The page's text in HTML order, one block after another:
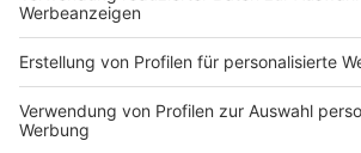
Markiere sie hierfür mit einem